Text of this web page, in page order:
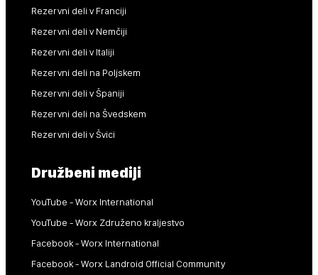
Rezervni deli v Franciji
Rezervni deli v Nemčiji
Rezervni deli v Italiji
Rezervni deli na Poljskem
Rezervni deli v Španiji
Rezervni deli na Švedskem
Rezervni deli v Švici
Družbeni mediji
YouTube - Worx International
YouTube - Worx Združeno kraljestvo
Facebook - Worx International
Facebook - Worx Landroid Official Community